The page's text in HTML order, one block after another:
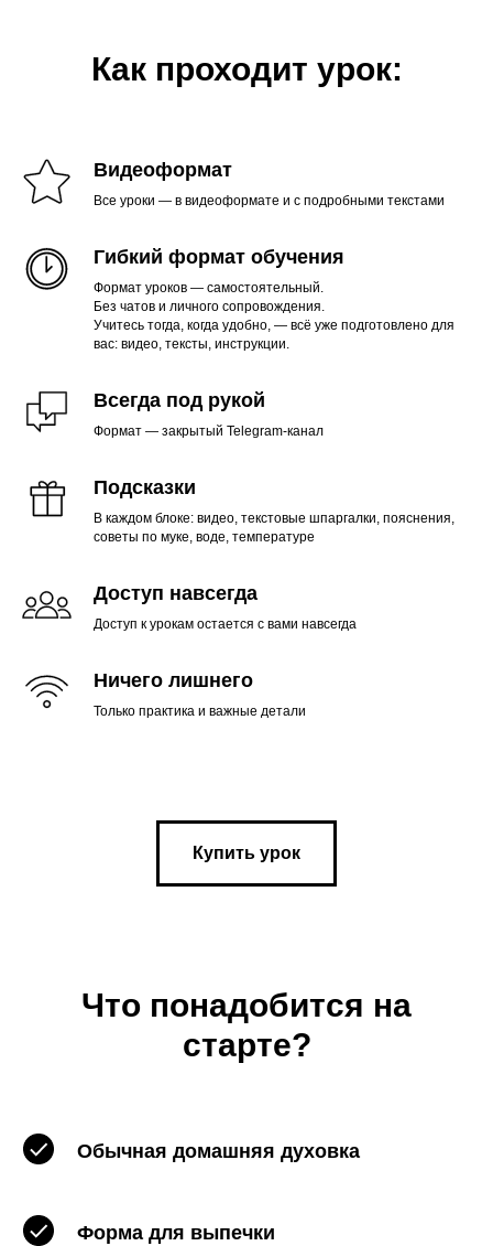
Как проходит урок:
Видеоформат
Все уроки — в видеоформате и с подробными текстами
Гибкий формат обучения
Формат уроков — самостоятельный.
Без чатов и личного сопровождения.
Учитесь тогда, когда удобно, — всё уже подготовлено для
вас: видео, тексты, инструкции.
Всегда под рукой
Формат — закрытый Telegram-канал
Подсказки
В каждом блоке: видео, текстовые шпаргалки, пояснения,
советы по муке, воде, температуре
Доступ навсегда
Доступ к урокам остается с вами навсегда
Ничего лишнего
Только практика и важные детали
Купить урок
Что понадобится на
старте?
Обычная домашняя духовка
Форма для выпечки